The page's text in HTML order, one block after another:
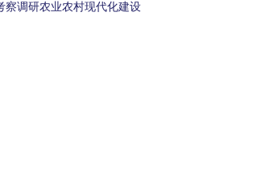
察调研农业农村现代化建设